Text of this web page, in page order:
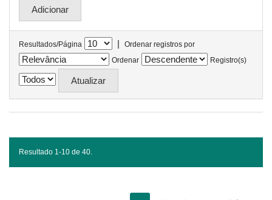
Resultados/Página |
Ordenar registros por
Ordenar
Registro(s)
Resultado 1-10 de 40.